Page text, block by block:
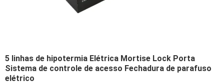
5 linhas de hipotermia Elétrica Mortise Lock Porta
Sistema de controle de acesso Fechadura de parafuso
elétrico